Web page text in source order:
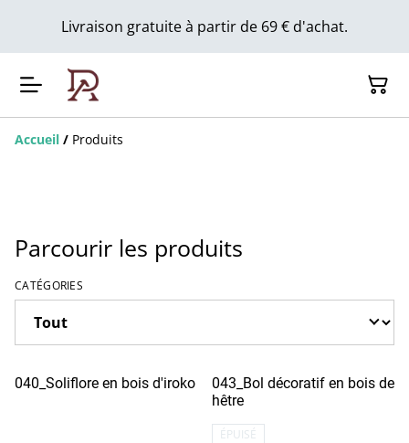
Livraison gratuite à partir de 69 € d'achat.
Accueil / Produits
Parcourir les produits
CATÉGORIES
040_Soliflore en bois d'iroko
043_Bol décoratif en bois de
hêtre
ÉPUISÉ